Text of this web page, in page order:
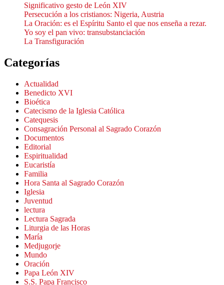
Significativo gesto de León XIV
Persecución a los cristianos: Nigeria, Austria
La Oración: es el Espíritu Santo el que nos enseña a rezar.
Yo soy el pan vivo: transubstanciación
La Transfiguración
Categorías
Actualidad
Benedicto XVI
Bioética
Catecismo de la Iglesia Católica
Catequesis
Consagración Personal al Sagrado Corazón
Documentos
Editorial
Espiritualidad
Eucaristía
Familia
Hora Santa al Sagrado Corazón
Iglesia
Juventud
lectura
Lectura Sagrada
Liturgia de las Horas
María
Medjugorje
Mundo
Oración
Papa León XIV
S.S. Papa Francisco